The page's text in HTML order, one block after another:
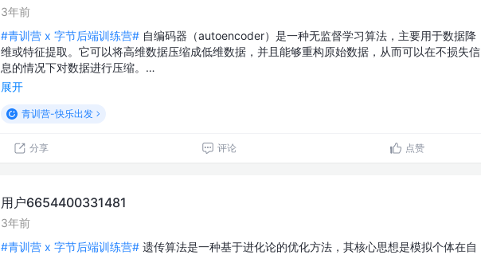
3年前
#青训营 x 字节后端训练营# 自编码器（autoencoder）是一种无监督学习算法，主要用于数据降
维或特征提取。它可以将高维数据压缩成低维数据，并且能够重构原始数据，从而可以在不损失信
息的情况下对数据进行压缩。…
展开
青训营-快乐出发
分享 评论 点赞
用户6654400331481
3年前
#青训营 x 字节后端训练营# 遗传算法是一种基于进化论的优化方法，其核心思想是模拟个体在自